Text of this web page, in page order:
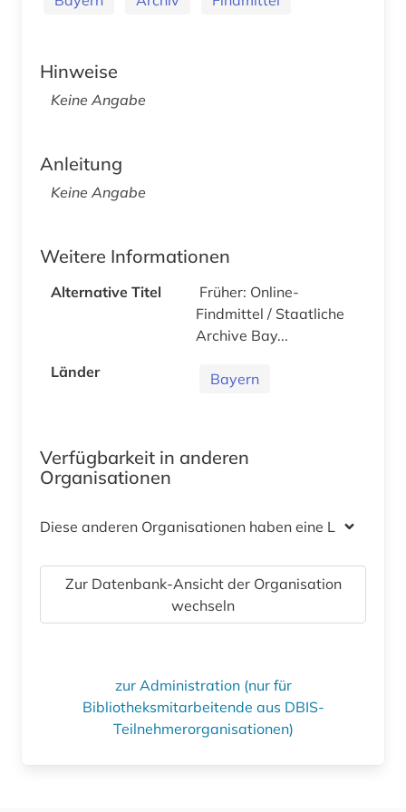
Hinweise
Keine Angabe
Anleitung
Keine Angabe
Weitere Informationen
Alternative Titel
Früher: Online-
Findmittel / Staatliche
Archive Bay...
Länder
Bayern
Verfügbarkeit in anderen
Organisationen
Diese anderen Organisationen haben eine Lizenz
Zur Datenbank-Ansicht der Organisation
wechseln
zur Administration (nur für
Bibliotheksmitarbeitende aus DBIS-
Teilnehmerorganisationen)